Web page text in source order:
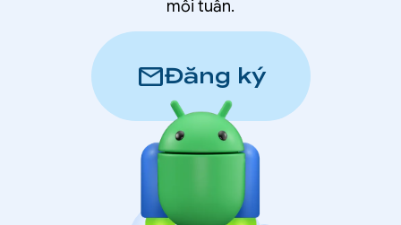
mỗi tuần.
mailĐăng ký